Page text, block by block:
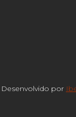
Desenvolvido por